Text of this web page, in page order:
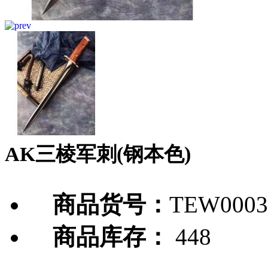
AK三棱军刺(钢本色)
商品货号：
商品库存： 448